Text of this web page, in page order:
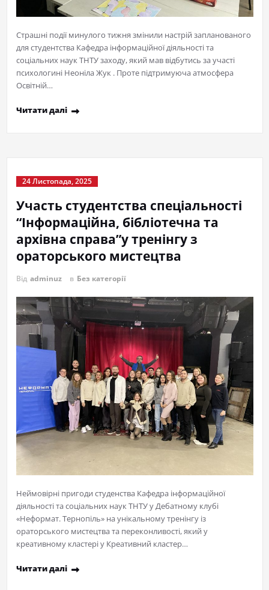
Страшні події минулого тижня змінили настрій запланованого
для студентства Кафедра інформаційної діяльності та
соціальних наук ТНТУ заходу, який мав відбутись за участі
психологині Неоніла Жук . Проте підтримуюча атмосфера
Освітній…
Читати далі
24 Листопада, 2025
Участь студентства спеціальності
“Інформаційна, бібліотечна та
архівна справа”у тренінгу з
ораторського мистецтва
Від adminuz в Без категорії
Неймовірні пригоди студенства Кафедра інформаційної
діяльності та соціальних наук ТНТУ у Дебатному клубі
«Неформат. Тернопіль» на унікальному тренінгу із
ораторського мистецтва та переконливості, який у
креативному кластері у Креативний кластер…
Читати далі